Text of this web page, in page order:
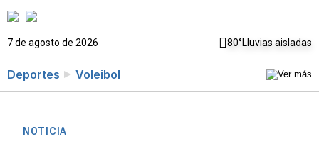
7 de agosto de 2026 80°Lluvias aisladas
Deportes Voleibol
NOTICIA